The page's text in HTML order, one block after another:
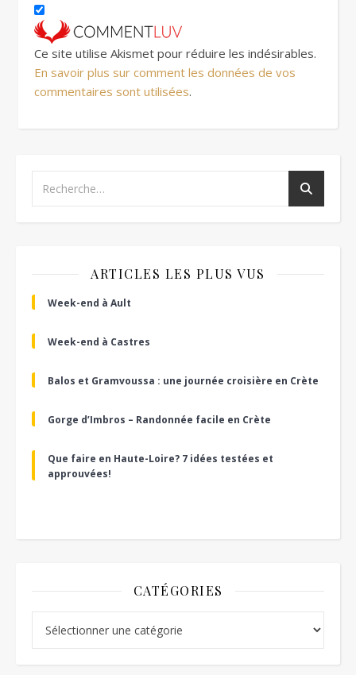
Ce site utilise Akismet pour réduire les indésirables.
En savoir plus sur comment les données de vos
commentaires sont utilisées.
ARTICLES LES PLUS VUS
Week-end à Ault
Week-end à Castres
Balos et Gramvoussa : une journée croisière en Crète
Gorge d’Imbros – Randonnée facile en Crète
Que faire en Haute-Loire? 7 idées testées et
approuvées!
CATÉGORIES